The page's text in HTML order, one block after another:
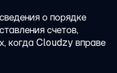
о порядке
счетов,
когда Cloudzy вправе